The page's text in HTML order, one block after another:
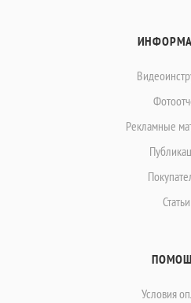
Рекламные
Статьи
Условия